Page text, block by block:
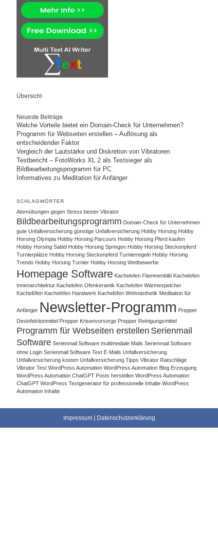
Übersicht
Neueste Beiträge
Welche Vorteile bietet ein Domain-Check für Unternehmen?
Programm für Webseiten erstellen – Auflösung als
entscheidender Faktor
Vergleich der Lautstärke und Diskretion von Vibratoren
Testbericht – FotoWorks XL 2 als Testsieger als
Bildbearbeitungsprogramm für PC
Informatives zu Meditation für Anfänger
SCHLAGWÖRTER
Atemübungen gegen Stress bester Vibrator
Bildbearbeitungsprogramm Domain-Check für Unternehmen
gute Unfallversicherung günstige Unfallversicherung Hobby Horsing Hobby
Horsing Olympia Hobby Horsing Parcours Hobby Horsing Pferd kaufen
Hobby Horsing Sattel Hobby Horsing Springen Hobby Horsing Steckenpferd
Turnierplätze Hobby Horsing Steckenpferd Turnierregeln Hobby Horsing
Trends Hobby Horsing Turnier Hobby Horsing Wettbewerbe
Homepage Software Kachelofen Flammenbild Kachelofen
Innenarchitektur Kachelofen Ofenkeramik Kachelofen Wärmespeicher
Kachelöfen Kachelöfen Handwerk Kachelöfen Wohnästhetik Meditation für
Anfänger Newsletter-Programm Prepper
Desinfektionmittel Prepper Krisenvorsorge Prepper Reinigungsmittel
Programm für Webseiten erstellen Serienmail
Software Serienmail Software multimediale Mails Serienmail Software
ohne Login Serienmail Software Text E-Mails Unfallversicherung
Unfallversicherung kosten Unfallversicherung Tipps Vibrator Ratschläge
Vibrator Test WordPress Automation WordPress Automation Blog Erzeugung
WordPress Automation ChatGPT Posts herstellen WordPress Automation
ChatGPT WordPress Textgenerator für professionelle Inhalte WordPress
Automation Inhalte
Impressum| Datenschutzerklärung